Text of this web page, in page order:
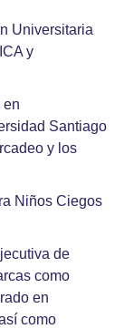
Universitaria
y
en
Santiago
y los
Niños Ciegos
de
como
en
como